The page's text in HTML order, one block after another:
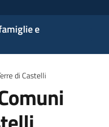
e
di Castelli